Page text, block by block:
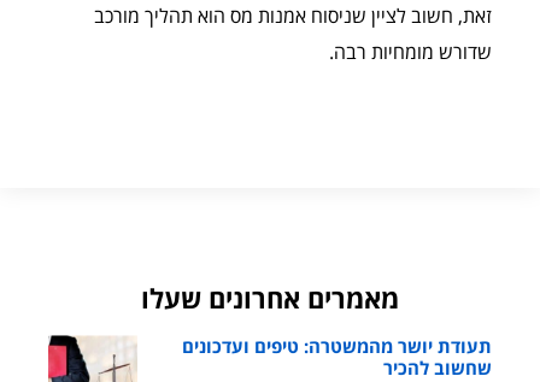
זאת, חשוב לציין שניסוח אמנות מס הוא תהליך מורכב
שדורש מומחיות רבה.
מאמרים אחרונים שעלו
תעודת יושר מהמשטרה: טיפים ועדכונים
שחשוב להכיר